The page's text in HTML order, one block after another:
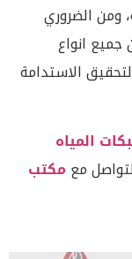
ومن الضروري
انواع
الاستدامة
المياه
معمكتب